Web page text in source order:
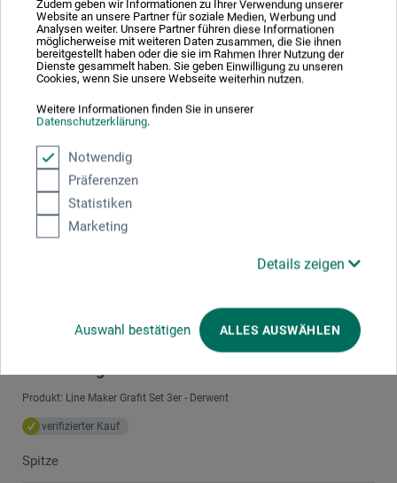
Zudem geben wir Informationen zu Ihrer Verwendung unserer
Website an unsere Partner für soziale Medien, Werbung und
Analysen weiter. Unsere Partner führen diese Informationen
möglicherweise mit weiteren Daten zusammen, die Sie ihnen
bereitgestellt haben oder die sie im Rahmen Ihrer Nutzung der
Dienste gesammelt haben. Sie geben Einwilligung zu unseren
Cookies, wenn Sie unsere Webseite weiterhin nutzen.
Weitere Informationen finden Sie in unserer
Datenschutzerklärung.
Notwendig
Präferenzen
Statistiken
Marketing
Details zeigen
Auswahl bestätigen ALLES AUSWÄHLEN
genutzt. Leider schreibt der blaue Stift nicht, ist komplett
unbrauchbar, deshalb ein Punktabzug.
Antwort:
uns zu hören, dass Sie mit den brillanten Farben und der
Schreibqualität zufrieden sind. Es tut uns jedoch leid zu
hören, dass der blaue Stift nicht wie erwartet funktioniert.
Wir möchten Ihnen empfehlen sich diesbezüglich einmal
direkt an unseren Versandservice zu wenden:
versandservice@boesner.com
05.03.2021
Sehr fein , der LINE MAKER liegt gut zw.die
Produkt: Line Maker Grafit Set 3er - Derwent
verifizierter Kauf
Spitze